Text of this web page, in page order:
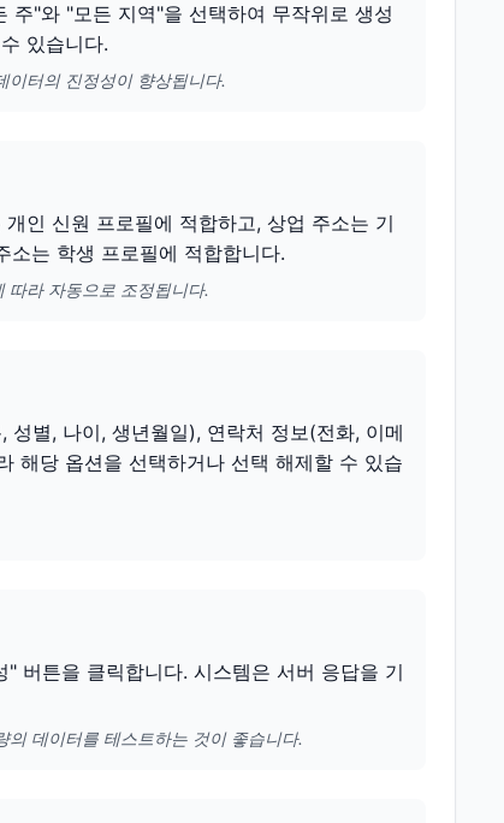
주"와 "모든 지역"을 선택하여 무작위로 생성
있습니다.
이터의 진정성이 향상됩니다.
인 신원 프로필에 적합하고, 상업 주소는 기
소는 학생 프로필에 적합합니다.
따라 자동으로 조정됩니다.
별, 나이, 생년월일), 연락처 정보(전화, 이메
해당 옵션을 선택하거나 선택 해제할 수 있습
버튼을 클릭합니다. 시스템은 서버 응답을 기
데이터를 테스트하는 것이 좋습니다.